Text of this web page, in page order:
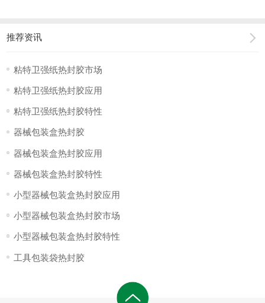
推荐资讯
粘特卫强纸热封胶市场
粘特卫强纸热封胶应用
粘特卫强纸热封胶特性
器械包装盒热封胶
器械包装盒热封胶应用
器械包装盒热封胶特性
小型器械包装盒热封胶应用
小型器械包装盒热封胶市场
小型器械包装盒热封胶特性
工具包装袋热封胶